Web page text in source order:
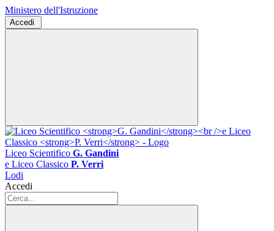
Ministero dell'Istruzione
Accedi
Liceo Scientifico G. Gandini
e Liceo Classico P. Verri
Lodi
Accedi